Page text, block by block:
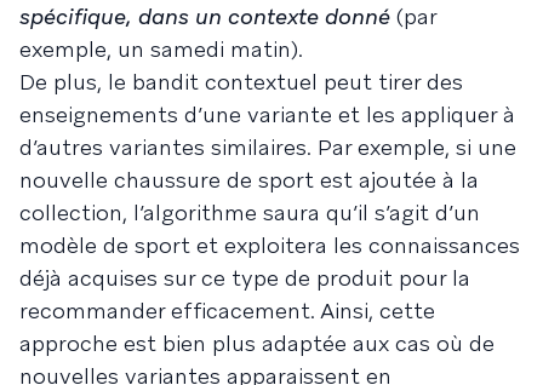
spécifique, dans un contexte donné (par
exemple, un samedi matin).
De plus, le bandit contextuel peut tirer des
enseignements d’une variante et les appliquer à
d’autres variantes similaires. Par exemple, si une
nouvelle chaussure de sport est ajoutée à la
collection, l’algorithme saura qu’il s’agit d’un
modèle de sport et exploitera les connaissances
déjà acquises sur ce type de produit pour la
recommander efficacement. Ainsi, cette
approche est bien plus adaptée aux cas où de
nouvelles variantes apparaissent en